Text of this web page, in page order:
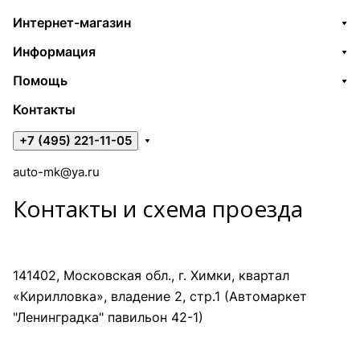
Интернет-магазин
Информация
Помощь
Контакты
+7 (495) 221-11-05
auto-mk@ya.ru
Контакты и схема проезда
141402, Московская обл., г. Химки, квартал
«Кирилловка», владение 2, стр.1 (Автомаркет
"Ленинградка" павильон 42-1)